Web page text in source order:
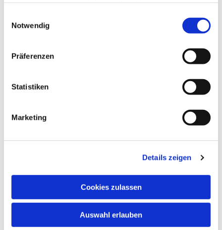
Notwendig
Präferenzen
Statistiken
Marketing
Details zeigen
Cookies zulassen
Auswahl erlauben